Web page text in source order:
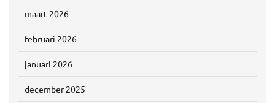
maart 2026
februari 2026
januari 2026
december 2025